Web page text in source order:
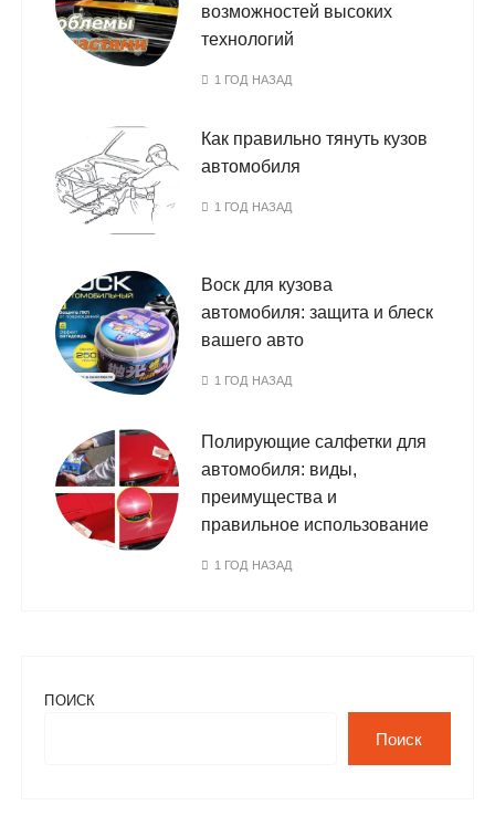
возможностей высоких
технологий
1 ГОД НАЗАД
Как правильно тянуть кузов
автомобиля
1 ГОД НАЗАД
Воск для кузова
автомобиля: защита и блеск
вашего авто
1 ГОД НАЗАД
Полирующие салфетки для
автомобиля: виды,
преимущества и
правильное использование
1 ГОД НАЗАД
ПОИСК
Поиск